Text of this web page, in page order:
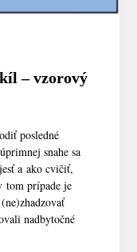
– vzorový
posledné
snahe sa
a ako cvičiť,
tom prípade je
nadbytočné